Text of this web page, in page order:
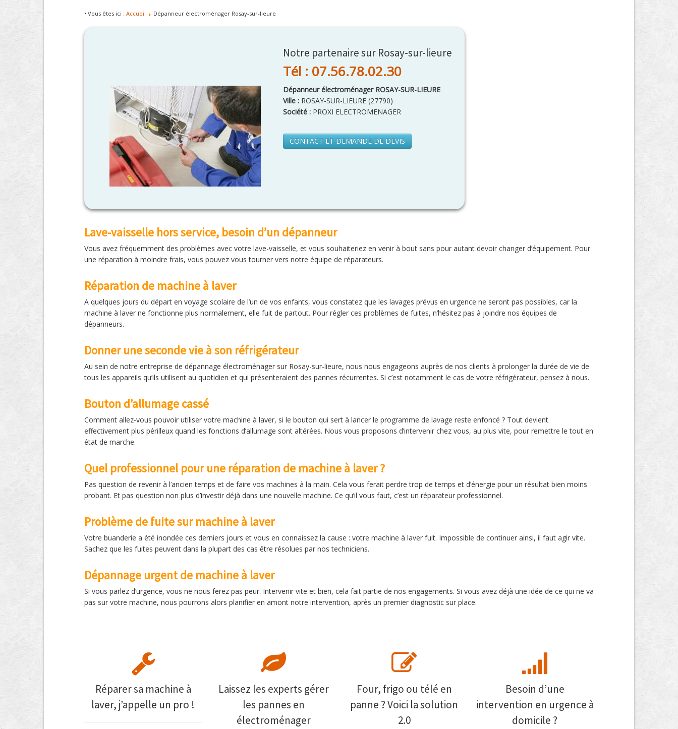
• Vous êtes ici : Accueil Dépanneur électroménager Rosay-sur-lieure
Notre partenaire sur Rosay-sur-lieure
Tél : 07.56.78.02.30
Dépanneur électroménager ROSAY-SUR-LIEURE
Ville : ROSAY-SUR-LIEURE (27790)
Société : PROXI ELECTROMENAGER
CONTACT ET DEMANDE DE DEVIS
Lave-vaisselle hors service, besoin d’un dépanneur
Vous avez fréquemment des problèmes avec votre lave-vaisselle, et vous souhaiteriez en venir à bout sans pour autant devoir changer d’équipement. Pour
une réparation à moindre frais, vous pouvez vous tourner vers notre équipe de réparateurs.
Réparation de machine à laver
A quelques jours du départ en voyage scolaire de l’un de vos enfants, vous constatez que les lavages prévus en urgence ne seront pas possibles, car la
machine à laver ne fonctionne plus normalement, elle fuit de partout. Pour régler ces problèmes de fuites, n’hésitez pas à joindre nos équipes de
dépanneurs.
Donner une seconde vie à son réfrigérateur
Au sein de notre entreprise de dépannage électroménager sur Rosay-sur-lieure, nous nous engageons auprès de nos clients à prolonger la durée de vie de
tous les appareils qu’ils utilisent au quotidien et qui présenteraient des pannes récurrentes. Si c’est notamment le cas de votre réfrigérateur, pensez à nous.
Bouton d’allumage cassé
Comment allez-vous pouvoir utiliser votre machine à laver, si le bouton qui sert à lancer le programme de lavage reste enfoncé ? Tout devient
effectivement plus périlleux quand les fonctions d’allumage sont altérées. Nous vous proposons d’intervenir chez vous, au plus vite, pour remettre le tout en
état de marche.
Quel professionnel pour une réparation de machine à laver ?
Pas question de revenir à l’ancien temps et de faire vos machines à la main. Cela vous ferait perdre trop de temps et d’énergie pour un résultat bien moins
probant. Et pas question non plus d’investir déjà dans une nouvelle machine. Ce qu’il vous faut, c’est un réparateur professionnel.
Problème de fuite sur machine à laver
Votre buanderie a été inondée ces derniers jours et vous en connaissez la cause : votre machine à laver fuit. Impossible de continuer ainsi, il faut agir vite.
Sachez que les fuites peuvent dans la plupart des cas être résolues par nos techniciens.
Dépannage urgent de machine à laver
Si vous parlez d’urgence, vous ne nous ferez pas peur. Intervenir vite et bien, cela fait partie de nos engagements. Si vous avez déjà une idée de ce qui ne va
pas sur votre machine, nous pourrons alors planifier en amont notre intervention, après un premier diagnostic sur place.
Réparer sa machine à
laver, j’appelle un pro !
Laissez les experts gérer
les pannes en
électroménager
Four, frigo ou télé en
panne ? Voici la solution
2.0
Besoin d’une
intervention en urgence à
domicile ?